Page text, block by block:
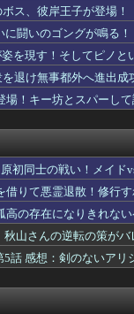
」ゆうぎり、「ウマ娘
照は使いにくいぞ！」
決
ブカ】
wwwwwwwww
設定なんだ？
ロ過ぎると話題に
エディション」アクシ
合入ってるな！
て万能過ぎる
ス、彼岸王子が登場！
闘いのゴングが鳴る！
を現す！そしてピノと
退け無事都外へ進出成
！キー坊とスパーし
初同士の戦い！メイド
りて悪霊退散！修行
の存在になりきれない
山さんの逆転の策がバ
感想：剣のないアリ